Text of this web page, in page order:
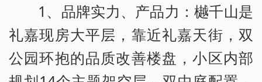
1、品牌实力、产品力：樾千山是
礼嘉现房大平层，靠近礼嘉天街，双
公园环抱的品质改善楼盘，小区内部